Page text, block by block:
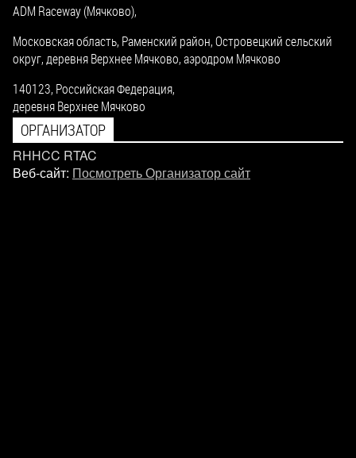
ADM Raceway (Мячково),
Московская область, Раменский район, Островецкий сельский
округ, деревня Верхнее Мячково, аэродром Мячково
140123, Российская Федерация,
деревня Верхнее Мячково
ОРГАНИЗАТОР
RHHCC RTAC
Веб-сайт: Посмотреть Организатор сайт